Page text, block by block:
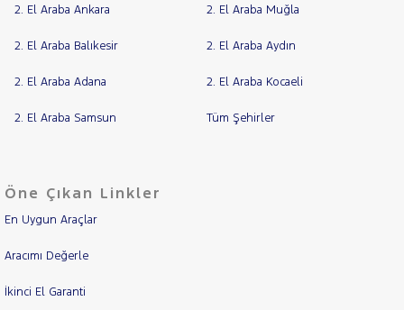
2. El Araba Ankara 2. El Araba Muğla
2. El Araba Balıkesir 2. El Araba Aydın
2. El Araba Adana 2. El Araba Kocaeli
2. El Araba Samsun Tüm Şehirler
Öne Çıkan Linkler
En Uygun Araçlar
Aracımı Değerle
İkinci El Garanti